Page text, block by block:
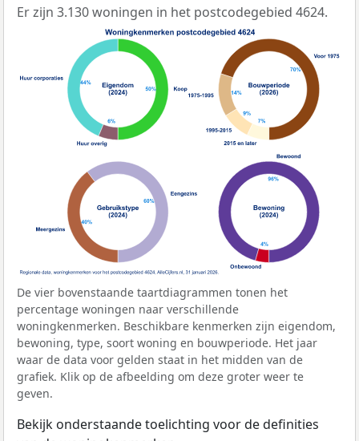
Er zijn 3.130 woningen in het postcodegebied 4624.
De vier bovenstaande taartdiagrammen tonen het
percentage woningen naar verschillende
woningkenmerken. Beschikbare kenmerken zijn eigendom,
bewoning, type, soort woning en bouwperiode. Het jaar
waar de data voor gelden staat in het midden van de
grafiek. Klik op de afbeelding om deze groter weer te
geven.
Bekijk onderstaande toelichting voor de definities